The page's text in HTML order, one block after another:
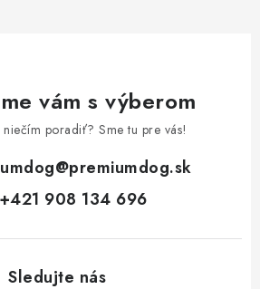
vám s výberom
niečím poradiť? Sme tu pre vás!
@premiumdog.sk
+421 908 134 696